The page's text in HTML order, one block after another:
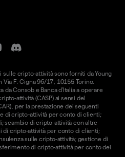
cripto-attività sono forniti da Young
F. Cigna 96/17, 10155 Torino.
da Consob e Banca d'Italia a operare
attività (CASP) ai sensi del
per la prestazione dei seguenti
di cripto-attività per conto di clienti;
scambio di cripto-attività con altre
di cripto-attività per conto di clienti;
sulle cripto-attività; gestione di
di cripto-attività per conto dei